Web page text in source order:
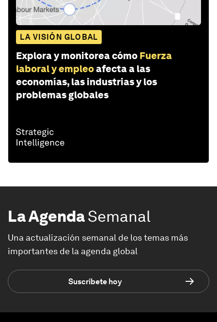
LA VISIÓN GLOBAL
Explora y monitorea cómo Fuerza
laboral y empleoafecta a las
economías, las industrias y los
problemas globales
La AgendaSemanal
Una actualización semanal de los temas más
importantes de la agenda global
Suscríbete hoy